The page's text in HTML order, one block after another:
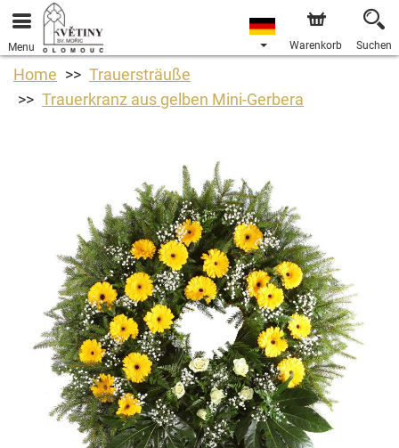
Menu Warenkorb Suchen
Home
Trauersträuße
Trauerkranz aus gelben Mini-Gerbera